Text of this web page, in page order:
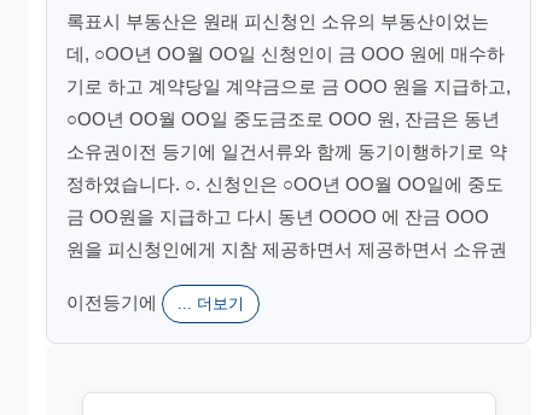
록표시 부동산은 원래 피신청인 소유의 부동산이었는
데, ○OO년 OO월 OO일 신청인이 금 OOO 원에 매수하
기로 하고 계약당일 계약금으로 금 OOO 원을 지급하고,
○OO년 OO월 OO일 중도금조로 OOO 원, 잔금은 동년
소유권이전 등기에 일건서류와 함께 동기이행하기로 약
정하였습니다. ○. 신청인은 ○OO년 OO월 OO일에 중도
금 OO원을 지급하고 다시 동년 OOOO 에 잔금 OOO
원을 피신청인에게 지참 제공하면서 제공하면서 소유권
이전등기에 ... 더보기